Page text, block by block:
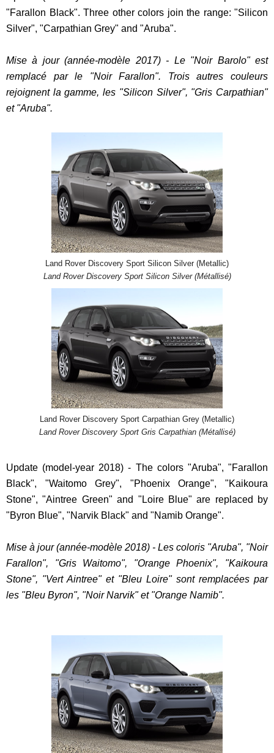
"Farallon Black". Three other colors join the range: "Silicon
Silver", "Carpathian Grey" and "Aruba".
Mise à jour (année-modèle 2017) - Le "Noir Barolo" est
remplacé par le "Noir Farallon". Trois autres couleurs
rejoignent la gamme, les "Silicon Silver", "Gris Carpathian"
et "Aruba".
Land Rover Discovery Sport Silicon Silver (Metallic)
Land Rover Discovery Sport Silicon Silver (Métallisé)
Land Rover Discovery Sport Carpathian Grey (Metallic)
Land Rover Discovery Sport Gris Carpathian (Métallisé)
Update (model-year 2018) - The colors "Aruba", "Farallon
Black", "Waitomo Grey", "Phoenix Orange", "Kaikoura
Stone", "Aintree Green" and "Loire Blue" are replaced by
"Byron Blue", "Narvik Black" and "Namib Orange".
Mise à jour (année-modèle 2018) - Les coloris "Aruba", "Noir
Farallon", "Gris Waitomo", "Orange Phoenix", "Kaikoura
Stone", "Vert Aintree" et "Bleu Loire" sont remplacées par
les "Bleu Byron", "Noir Narvik" et "Orange Namib".